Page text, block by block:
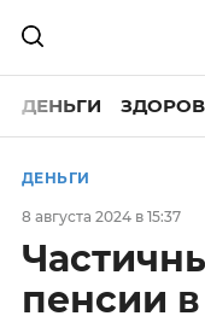
ДЕНЬГИ
ДЕНЬГИ
8 августа 2024 в 15:37
пенсии